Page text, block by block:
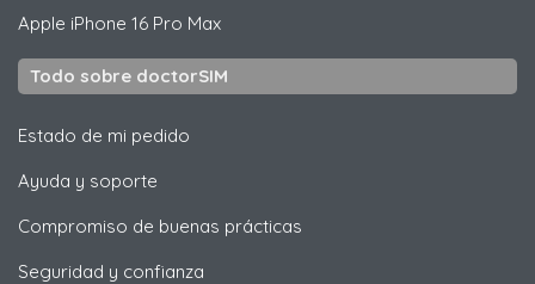
Apple iPhone 16 Pro Max
Todo sobre doctorSIM
Estado de mi pedido
Ayuda y soporte
Compromiso de buenas prácticas
Seguridad y confianza